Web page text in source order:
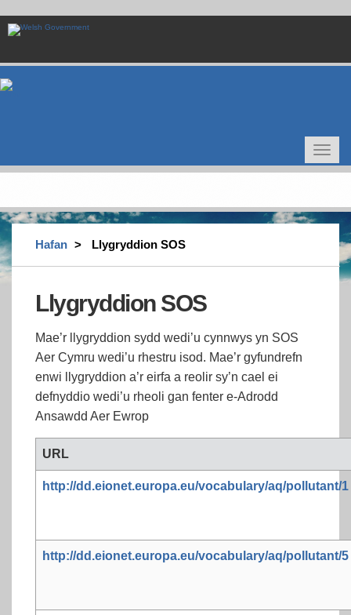
main
Toggle
Hafan Llygryddion SOS
Llygryddion SOS
Mae’r llygryddion sydd wedi’u cynnwys yn SOS
Aer Cymru wedi’u rhestru isod. Mae’r gyfundrefn
enwi llygryddion a’r eirfa a reolir sy’n cael ei
defnyddio wedi’u rheoli gan fenter e-Adrodd
Ansawdd Aer Ewrop
URL
http://dd.eionet.europa.eu/vocabulary/aq/pollutant/1
http://dd.eionet.europa.eu/vocabulary/aq/pollutant/5